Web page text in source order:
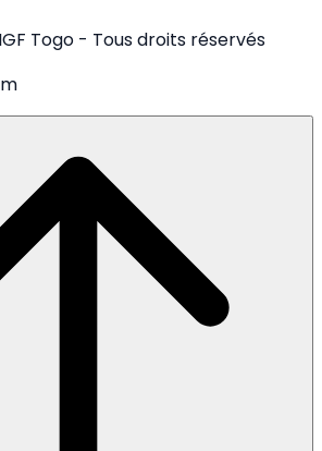
Togo - Tous droits réservés